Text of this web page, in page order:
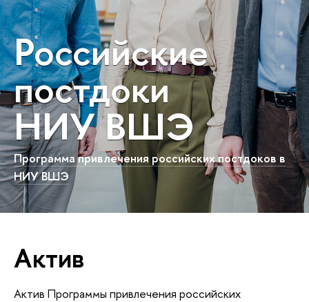
Российские
постдоки
НИУ ВШЭ
Программа привлечения российских постдоков в
НИУ ВШЭ
Актив
Актив Программы привлечения российских